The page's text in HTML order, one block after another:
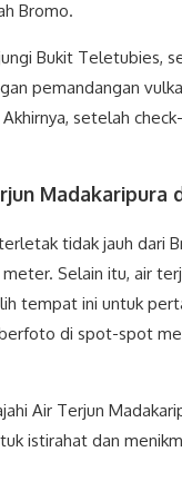
Bromo.
Bukit Teletubies,
pemandangan
setelah
Madakaripura
tidak jauh dari
Selain itu, air
tempat ini untuk
di spot-spot
Air Terjun
istirahat dan